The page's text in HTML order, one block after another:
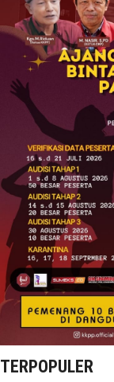
TERPOPULER